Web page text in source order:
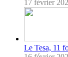
17 février
Le Tesa, 11